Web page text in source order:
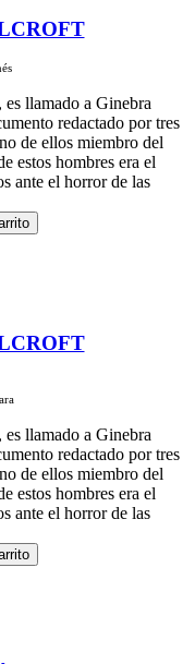
llamado a Ginebra
redactado por tres
de ellos miembro del
estos hombres era el
ante el horror de las
llamado a Ginebra
redactado por tres
de ellos miembro del
estos hombres era el
ante el horror de las